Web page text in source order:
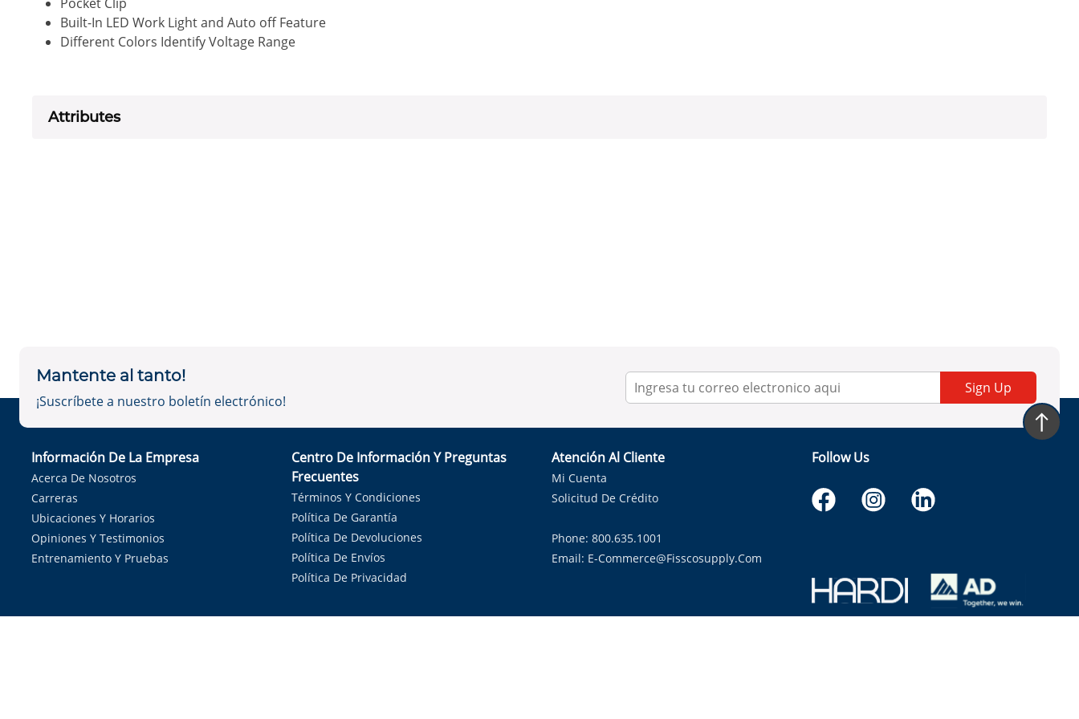
Built-In LED Work Light and Auto off Feature
Different Colors Identify Voltage Range
Attributes
Mantente al tanto!
¡Suscríbete a nuestro boletín electrónico!
Sign Up
Información De La Empresa
Acerca De Nosotros
Carreras
Ubicaciones Y Horarios
Opiniones Y Testimonios
Entrenamiento Y Pruebas
Centro De Información Y Preguntas
Frecuentes
Términos Y Condiciones
Política De Garantía
Política De Devoluciones
Política De Envíos
Política De Privacidad
Atención Al Cliente
Mi Cuenta
Solicitud De Crédito
Phone: 800.635.1001
Email: E-Commerce@fisscosupply.com
Follow Us